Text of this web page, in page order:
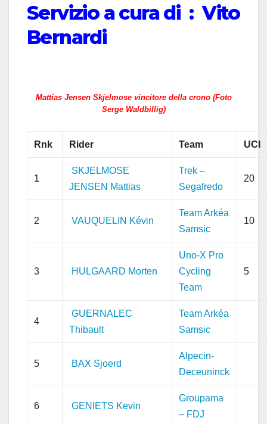
Servizio a cura di : Vito
Bernardi
Mattias Jensen Skjelmose vincitore della crono (Foto
Serge Waldbillig)
Rnk Rider Team UCI
1
SKJELMOSE
JENSEN Mattias
Trek –
Segafredo
20
2 VAUQUELIN Kévin
Team Arkéa
Samsic
10
3 HULGAARD Morten
Uno-X Pro
Cycling
Team
5
4
GUERNALEC
Thibault
Team Arkéa
Samsic
5 BAX Sjoerd
Alpecin-
Deceuninck
6 GENIETS Kevin
Groupama
– FDJ